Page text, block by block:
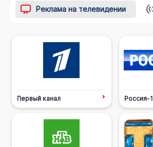
Реклама на телевидении
Первый канал Россия-1